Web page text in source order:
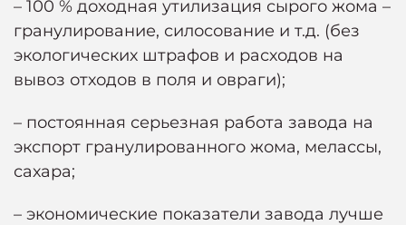
– 100 % доходная утилизация сырого жома –
гранулирование, силосование и т.д. (без
экологических штрафов и расходов на
вывоз отходов в поля и овраги);
– постоянная серьезная работа завода на
экспорт гранулированного жома, мелассы,
сахара;
– экономические показатели завода лучше